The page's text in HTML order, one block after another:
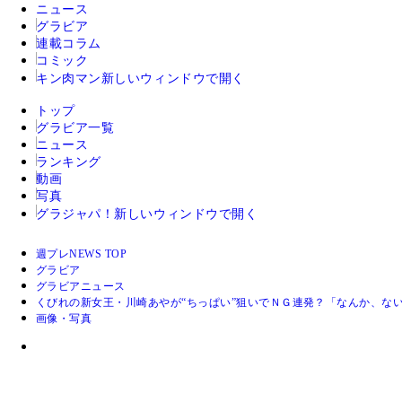
ニュース
グラビア
連載コラム
コミック
キン肉マン 新しいウィンドウで開く
トップ
グラビア一覧
ニュース
ランキング
動画
写真
グラジャパ！ 新しいウィンドウで開く
週プレNEWS TOP
グラビア
グラビアニュース
くびれの新女王・川崎あやが“ちっぱい”狙いでＮＧ連発？「なんか、な
画像・写真